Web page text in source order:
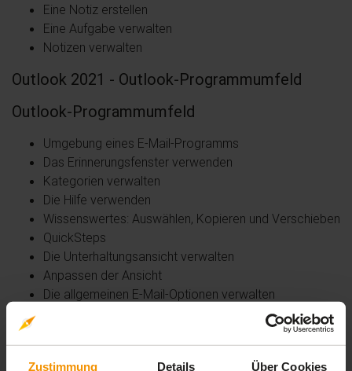
Zustimmung Details Über Cookies
Eine Notiz erstellen
Eine Aufgabe verwalten
Notizen verwalten
Outlook 2021 - Outlook-Programmumfeld
Outlook-Programmumfeld
Umgebung eines E-Mail-Programms
Das Erinnerungsfenster verwenden
Kategorien verwalten
Die Hilfe verwenden
Wissenswertes: Auswählen, Kopieren und Verschieben
QuickSteps
Die Unterhaltungsansicht verwalten
Anpassen der Ansicht
Die allgemeinen E-Mail-Optionen verwalten
Wissenswertes: Das Menübands anpassen
Wissenswertes: Internet